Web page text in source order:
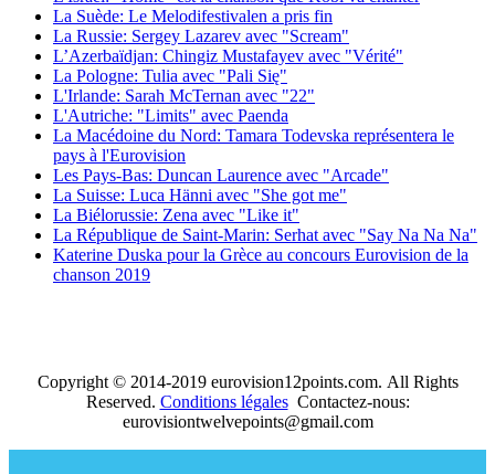
La Suède: Le Melodifestivalen a pris fin
La Russie: Sergey Lazarev avec "Scream"
L’Azerbaïdjan: Chingiz Mustafayev avec "Vérité"
La Pologne: Tulia avec "Pali Się"
L'Irlande: Sarah McTernan avec "22"
L'Autriche: "Limits" avec Paenda
La Macédoine du Nord: Tamara Todevska représentera le
pays à l'Eurovision
Les Pays-Bas: Duncan Laurence avec "Arcade"
La Suisse: Luca Hänni avec "She got me"
La Biélorussie: Zena avec "Like it"
La République de Saint-Marin: Serhat avec "Say Na Na Na"
Katerine Duska pour la Grèce au concours Eurovision de la
chanson 2019
Copyright © 2014-2019 eurovision12points.com. All Rights
Reserved. Conditions légalesContactez-nous:
eurovisiontwelvepoints@gmail.com